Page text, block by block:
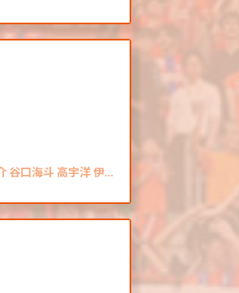
谷口海斗 高宇洋 伊…